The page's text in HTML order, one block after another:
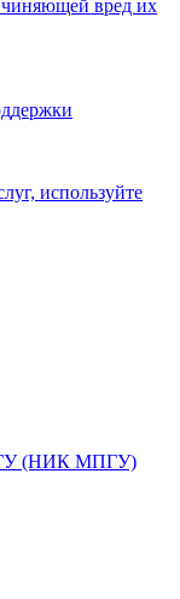
вред их
используйте
(НИК МПГУ)